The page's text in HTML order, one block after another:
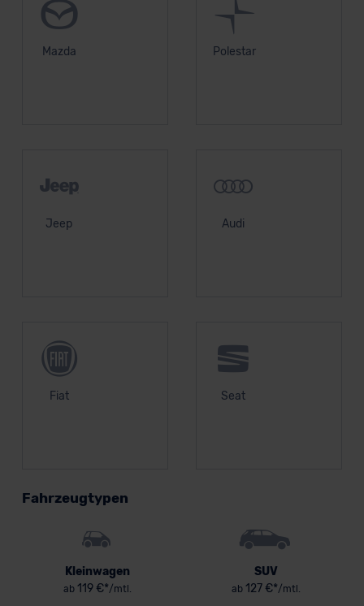
Mazda Polestar
Jeep Audi
Fiat Seat
Fahrzeugtypen
Kleinwagen
ab 119 €*/mtl.
SUV
ab 127 €*/mtl.